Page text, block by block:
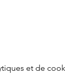
et de